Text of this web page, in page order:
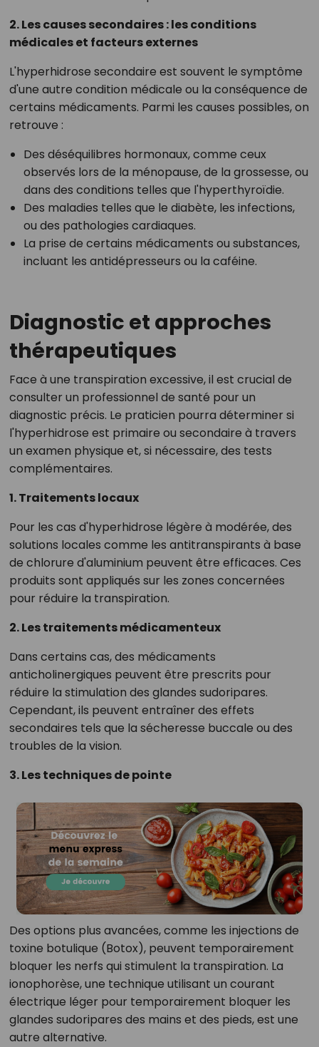
2. Les causes secondaires : les conditions
médicales et facteurs externes
L'hyperhidrose secondaire est souvent le symptôme
d'une autre condition médicale ou la conséquence de
certains médicaments. Parmi les causes possibles, on
retrouve :
Des déséquilibres hormonaux, comme ceux
observés lors de la ménopause, de la grossesse, ou
dans des conditions telles que l'hyperthyroïdie.
Des maladies telles que le diabète, les infections,
ou des pathologies cardiaques.
La prise de certains médicaments ou substances,
incluant les antidépresseurs ou la caféine.
Diagnostic et approches
thérapeutiques
Face à une transpiration excessive, il est crucial de
consulter un professionnel de santé pour un
diagnostic précis. Le praticien pourra déterminer si
l'hyperhidrose est primaire ou secondaire à travers
un examen physique et, si nécessaire, des tests
complémentaires.
1. Traitements locaux
Pour les cas d'hyperhidrose légère à modérée, des
solutions locales comme les antitranspirants à base
de chlorure d'aluminium peuvent être efficaces. Ces
produits sont appliqués sur les zones concernées
pour réduire la transpiration.
2. Les traitements médicamenteux
Dans certains cas, des médicaments
anticholinergiques peuvent être prescrits pour
réduire la stimulation des glandes sudoripares.
Cependant, ils peuvent entraîner des effets
secondaires tels que la sécheresse buccale ou des
troubles de la vision.
3. Les techniques de pointe
Des options plus avancées, comme les injections de
toxine botulique (Botox), peuvent temporairement
bloquer les nerfs qui stimulent la transpiration. La
ionophorèse, une technique utilisant un courant
électrique léger pour temporairement bloquer les
glandes sudoripares des mains et des pieds, est une
autre alternative.